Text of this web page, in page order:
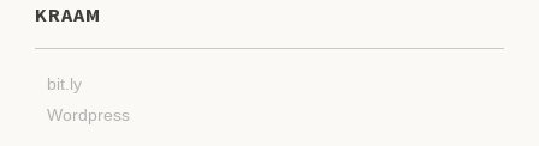
KRAAM
bit.ly
Wordpress